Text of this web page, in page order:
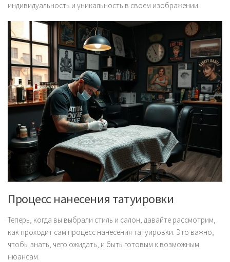
индивидуальность и уникальность в своем изображении.
Процесс нанесения татуировки
Теперь, когда вы выбрали стиль и салон, давайте рассмотрим,
как проходит сам процесс нанесения татуировки. Это важно,
чтобы знать, чего ожидать, и быть готовым к возможным
нюансам.